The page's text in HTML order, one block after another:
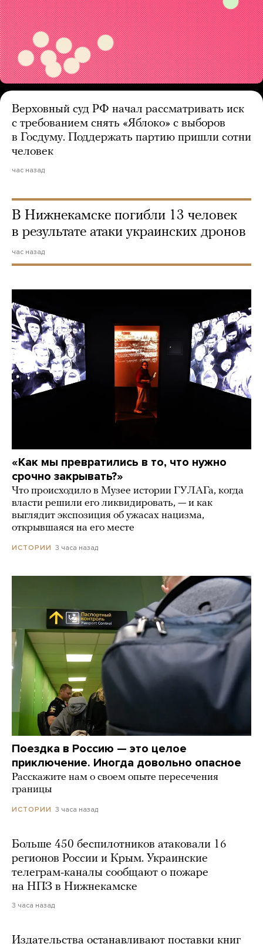
Верховный суд РФ начал рассматривать иск
с требованием снять «Яблоко» с выборов
в Госдуму. Поддержать партию пришли сотни
человек
час назад
В Нижнекамске погибли 13 человек
в результате атаки украинских дронов
час назад
«Как мы превратились в то, что нужно
срочно закрывать?»
Что происходило в Музее истории ГУЛАГа, когда
власти решили его ликвидировать, — и как
выглядит экспозиция об ужасах нацизма,
открывшаяся на его месте
ИСТОРИИ 3 часа назад
Поездка в Россию — это целое
приключение. Иногда довольно опасное
Расскажите нам о своем опыте пересечения
границы
ИСТОРИИ 3 часа назад
Больше 450 беспилотников атаковали 16
регионов России и Крым. Украинские
телеграм-каналы сообщают о пожаре
на НПЗ в Нижнекамске
3 часа назад
Издательства останавливают поставки книг